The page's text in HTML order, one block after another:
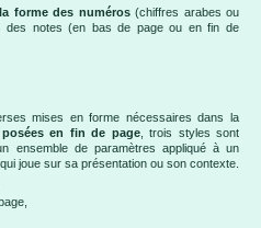
forme des numéros(chiffres arabes ou
des notes (en bas de page ou en fin de
mises en forme nécessaires dans la
en fin de page, trois styles sont
ensemble de paramètres appliqué à un
joue sur sa présentation ou son contexte.